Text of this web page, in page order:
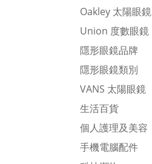
Oakley 太陽眼鏡
Union 度數眼鏡
隱形眼鏡品牌
隱形眼鏡類別
VANS 太陽眼鏡
生活百貨
個人護理及美容
手機電腦配件